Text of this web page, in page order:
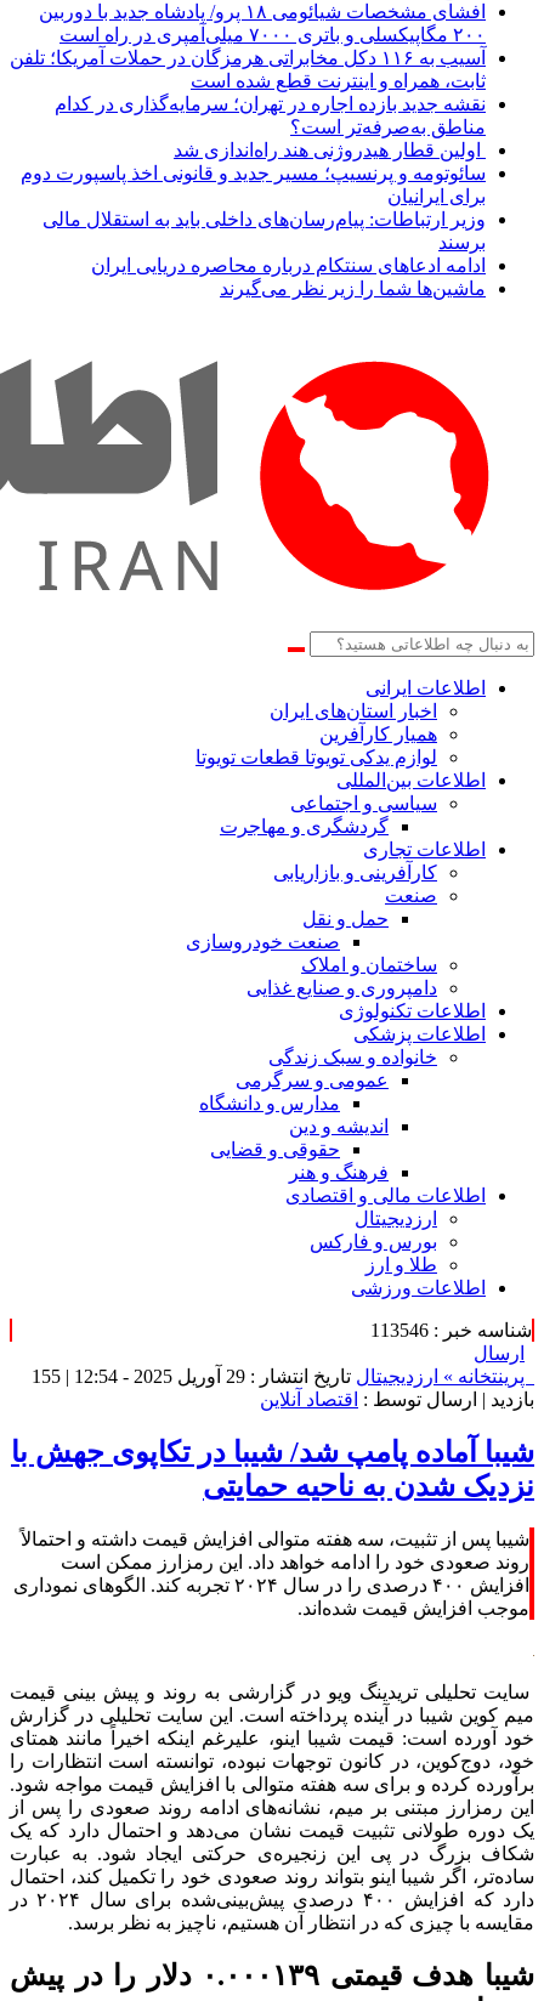
افشای مشخصات شیائومی ۱۸ پرو/ پادشاه جدید با دوربین
۲۰۰ مگاپیکسلی و باتری ۷۰۰۰ میلی‌آمپری در راه است
آسیب به ۱۱۶ دکل مخابراتی هرمزگان در حملات آمریکا؛ تلفن
ثابت، همراه و اینترنت ‌قطع شده است
نقشه جدید بازده اجاره در تهران؛ سرمایه‌گذاری در کدام
مناطق به‌صرفه‌تر است؟
اولین قطار هیدروژنی هند راه‌اندازی شد
سائوتومه و پرنسیپ؛ مسیر جدید و قانونی اخذ پاسپورت دوم
برای ایرانیان
وزیر ارتباطات: پیام‌رسان‌های داخلی باید به استقلال مالی
برسند
ادامه ادعاهای سنتکام درباره محاصره دریایی ایران
ماشین‌ها شما را زیر نظر می‌گیرند
اطلاعات‌ ‎ایرانی
اخبار استان‌های ایران
همیار کارآفرین
لوازم یدکی تویوتا قطعات تویوتا
اطلاعات بین‌المللی
سیاسی و اجتماعی
گردشگری و مهاجرت
اطلاعات تجاری
کارآفرینی و بازاریابی
صنعت
حمل و نقل
صنعت خودروسازی
ساختمان و املاک
دامپروری و صنایع غذایی
اطلاعات تکنولوژی
اطلاعات پزشکی
خانواده و سبک زندگی
عمومی و سرگرمی
مدارس و دانشگاه
اندیشه و دین
حقوقی و قضایی
فرهنگ و هنر
اطلاعات مالی و اقتصادی
ارزدیجیتال
بورس و فارکس
طلا و ارز
اطلاعات ورزشی
شناسه خبر : 113546
ارسال
پرینتخانه » ارزدیجیتال تاریخ انتشار : 29 آوریل 2025 - 12:54 |
155
بازدید | ارسال توسط : اقتصاد آنلاین
شیبا آماده پامپ شد/ شیبا در تکاپوی جهش با
نزدیک شدن به ناحیه حمایتی
شیبا پس از تثبیت، سه هفته متوالی افزایش قیمت داشته و احتمالاً
روند صعودی خود را ادامه خواهد داد. این رمزارز ممکن است
افزایش ۴۰۰ درصدی را در سال ۲۰۲۴ تجربه کند. الگوهای نموداری
موجب افزایش قیمت شده‌اند.
سایت تحلیلی تریدینگ ویو در گزارشی به روند و پیش بینی قیمت
میم کوین شیبا در آینده پرداخته است. این سایت تحلیلی در گزارش
خود آورده است: قیمت شیبا اینو، علیرغم اینکه اخیراً مانند همتای
خود، دوج‌کوین، در کانون توجهات نبوده، توانسته است انتظارات را
برآورده کرده و برای سه هفته متوالی با افزایش قیمت مواجه شود.
این رمزارز مبتنی بر میم، نشانه‌های ادامه روند صعودی را پس از
یک دوره طولانی تثبیت قیمت نشان می‌دهد و احتمال دارد که یک
شکاف بزرگ در پی این زنجیره‌ی حرکتی ایجاد شود. به عبارت
ساده‌تر، اگر شیبا اینو بتواند روند صعودی خود را تکمیل کند، احتمال
دارد که افزایش ۴۰۰ درصدی پیش‌بینی‌شده برای سال ۲۰۲۴ در
مقایسه با چیزی که در انتظار آن هستیم، ناچیز به نظر برسد.
شیبا هدف قیمتی ۰.۰۰۰۱۳۹ دلار را در پیش